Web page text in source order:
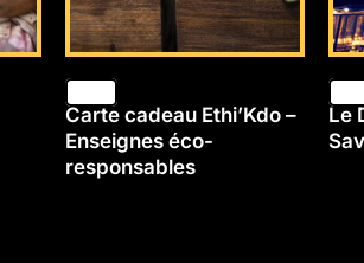
Carte cadeau Ethi’Kdo –
Enseignes éco-
responsables
Le